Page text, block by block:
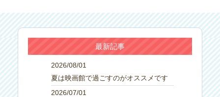
最新記事
2026/08/01
夏は映画館で過ごすのがオススメです
2026/07/01